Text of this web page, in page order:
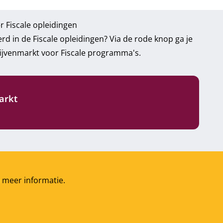
Fiscale opleidingen
in de Fiscale opleidingen? Via de rode knop ga je
voor Fiscale programma's.
informatie.